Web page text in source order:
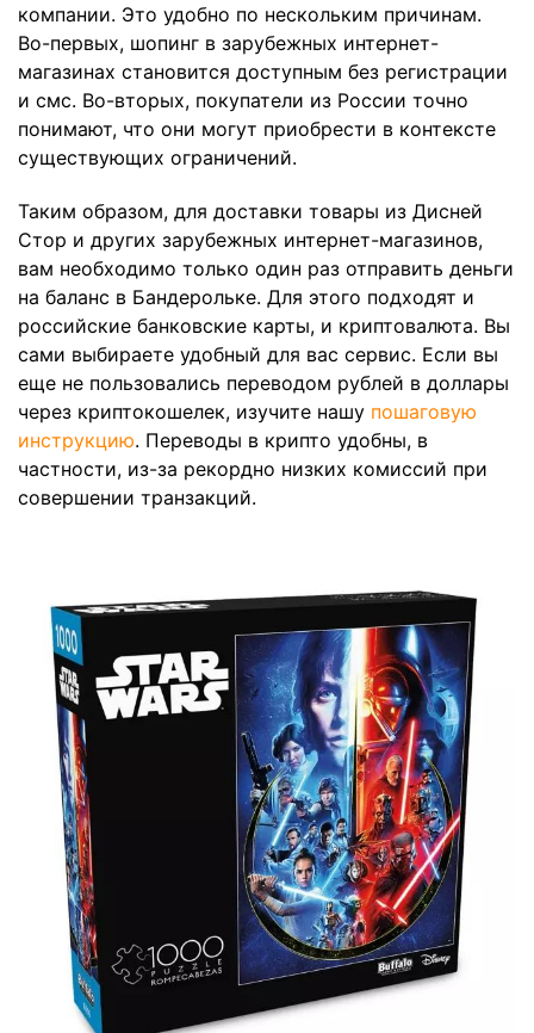
компании. Это удобно по нескольким причинам.
Во-первых, шопинг в зарубежных интернет-
магазинах становится доступным без регистрации
и смс. Во-вторых, покупатели из России точно
понимают, что они могут приобрести в контексте
существующих ограничений.
Таким образом, для доставки товары из Дисней
Стор и других зарубежных интернет-магазинов,
вам необходимо только один раз отправить деньги
на баланс в Бандерольке. Для этого подходят и
российские банковские карты, и криптовалюта. Вы
сами выбираете удобный для вас сервис. Если вы
еще не пользовались переводом рублей в доллары
через криптокошелек, изучите нашу пошаговую
инструкцию. Переводы в крипто удобны, в
частности, из-за рекордно низких комиссий при
совершении транзакций.